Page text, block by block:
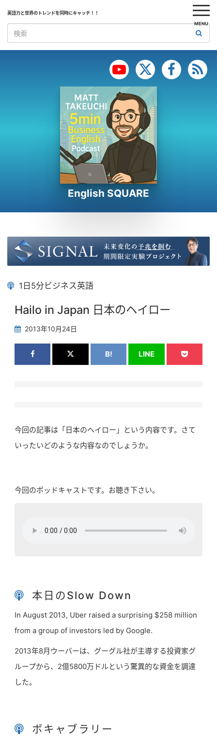
MENU
英語力と世界のトレンドを同時にキャッチ！！
English SQUARE
1日5分ビジネス英語
Hailo in Japan 日本のヘイロー
2013年10月24日
B! LINE
今回の記事は「日本のヘイロー」という内容です。さて
いったいどのような内容なのでしょうか。
今回のポッドキャストです。お聴き下さい。
本日のSlow Down
In August 2013, Uber raised a surprising $258 million
from a group of investors led by Google.
2013年8月ウーバーは、グーグル社が主導する投資家グ
ループから、2億5800万ドルという驚異的な資金を調達
した。
ボキャブラリー